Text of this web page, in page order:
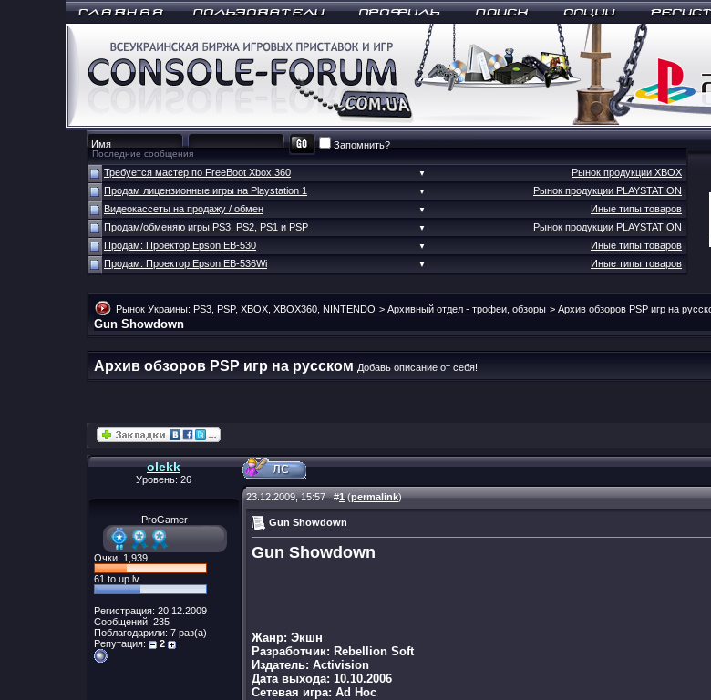
Запомнить?
Последние сообщения
Требуется мастер по FreeBoot Xbox 360 ▼
Рынок продукции XBOX
Продам лицензионные игры на Playstation 1
▼
Рынок продукции PLAYSTATION
Видеокассеты на продажу / обмен
▼
Иные типы товаров
Продам/обменяю игры PS3, PS2, PS1 и PSP
▼
Рынок продукции PLAYSTATION
Продам: Проектор Epson EB-530
▼
Иные типы товаров
Продам: Проектор Epson EB-536Wi
▼ Иные типы товаров
Рынок Украины: PS3, PSP, XBOX, XBOX360, NINTENDO > Архивный отдел - трофеи, обзоры > Архив обзоров PSP игр на
Gun Showdown
Архив обзоров PSP игр на русском Добавь описание от себя!
olekk
Уровень: 26
ProGamer
Очки: 1,939
61 to up lv
Регистрация: 20.12.2009
Сообщений: 235
Поблагодарили: 7 раз(а)
Репутация:
2
23.12.2009, 15:57#1(permalink)
Gun Showdown
Gun Showdown
Жанр: Экшн
Разработчик: Rebellion Soft
Издатель: Activision
Дата выхода: 10.10.2006
Сетевая игра: Ad Hoc